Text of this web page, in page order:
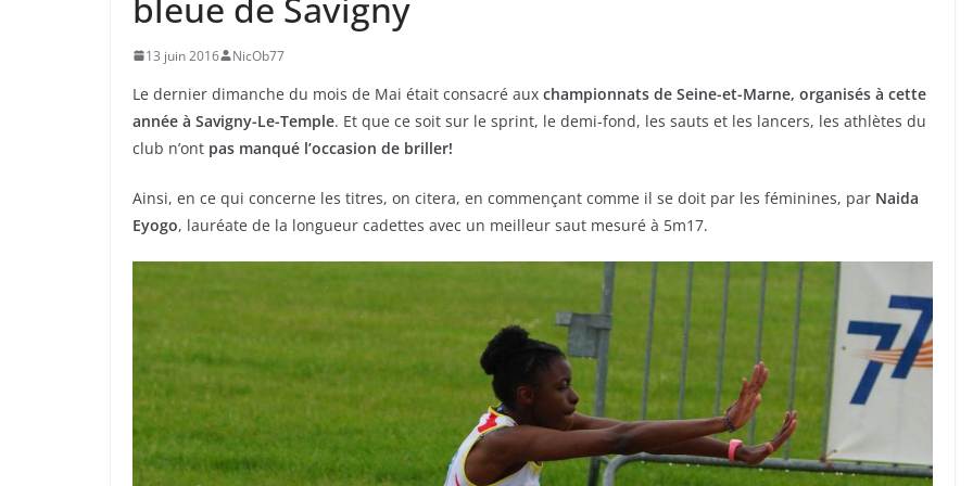
13 juin 2016 NicOb77
Le dernier dimanche du mois de Mai était consacré aux championnats de Seine-et-Marne, organisés à cette
année à Savigny-Le-Temple. Et que ce soit sur le sprint, le demi-fond, les sauts et les lancers, les athlètes du
club n’ont pas manqué l’occasion de briller!
Ainsi, en ce qui concerne les titres, on citera, en commençant comme il se doit par les féminines, par Naida
Eyogo, lauréate de la longueur cadettes avec un meilleur saut mesuré à 5m17.